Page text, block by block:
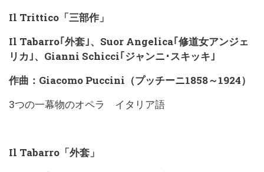
Il Trittico「三部作」
Il Tabarro｢外套｣、Suor Angelica｢修道女アンジェ
リカ｣、Gianni Schicci｢ジャンニ･スキッキ｣
作曲：Giacomo Puccini（プッチーニ1858～1924）
3つの一幕物のオペラ イタリア語
Il Tabarro「外套」